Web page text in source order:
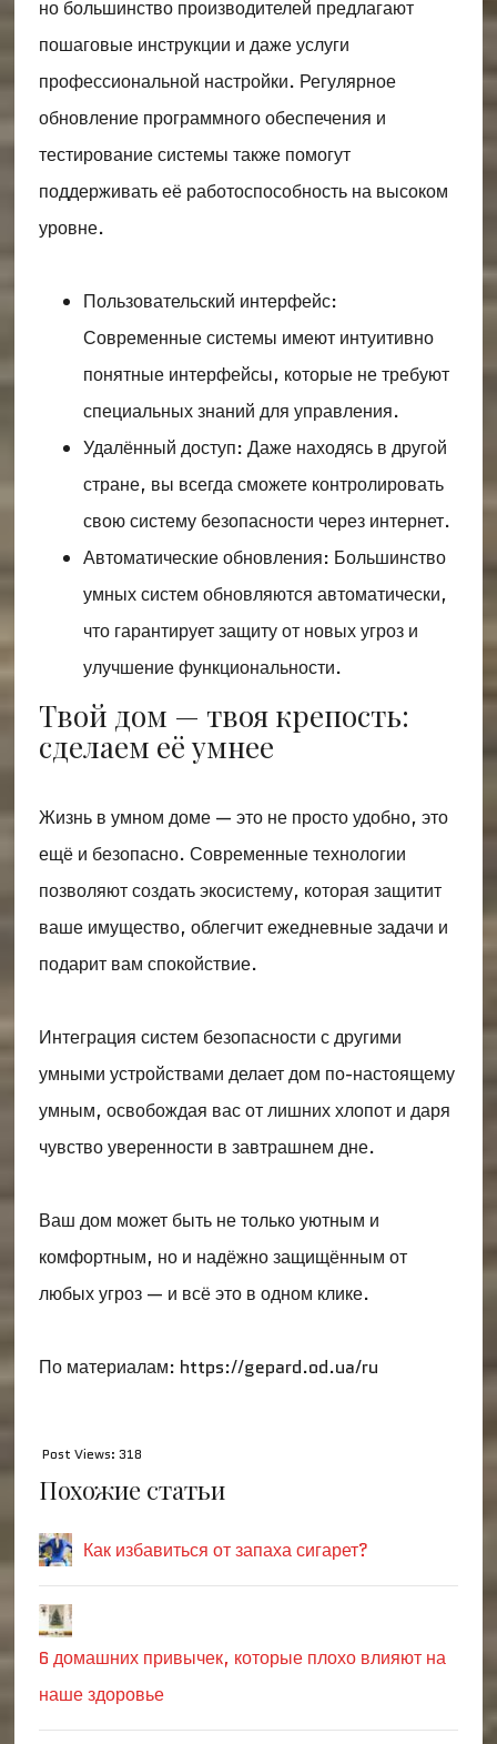
но большинство производителей предлагают
пошаговые инструкции и даже услуги
профессиональной настройки. Регулярное
обновление программного обеспечения и
тестирование системы также помогут
поддерживать её работоспособность на высоком
уровне.
Пользовательский интерфейс:
Современные системы имеют интуитивно
понятные интерфейсы, которые не требуют
специальных знаний для управления.
Удалённый доступ: Даже находясь в другой
стране, вы всегда сможете контролировать
свою систему безопасности через интернет.
Автоматические обновления: Большинство
умных систем обновляются автоматически,
что гарантирует защиту от новых угроз и
улучшение функциональности.
Твой дом — твоя крепость:
сделаем её умнее
Жизнь в умном доме — это не просто удобно, это
ещё и безопасно. Современные технологии
позволяют создать экосистему, которая защитит
ваше имущество, облегчит ежедневные задачи и
подарит вам спокойствие.
Интеграция систем безопасности с другими
умными устройствами делает дом по-настоящему
умным, освобождая вас от лишних хлопот и даря
чувство уверенности в завтрашнем дне.
Ваш дом может быть не только уютным и
комфортным, но и надёжно защищённым от
любых угроз — и всё это в одном клике.
По материалам: https://gepard.od.ua/ru
Post Views: 318
Похожие статьи
Как избавиться от запаха сигарет?
6 домашних привычек, которые плохо влияют на
наше здоровье